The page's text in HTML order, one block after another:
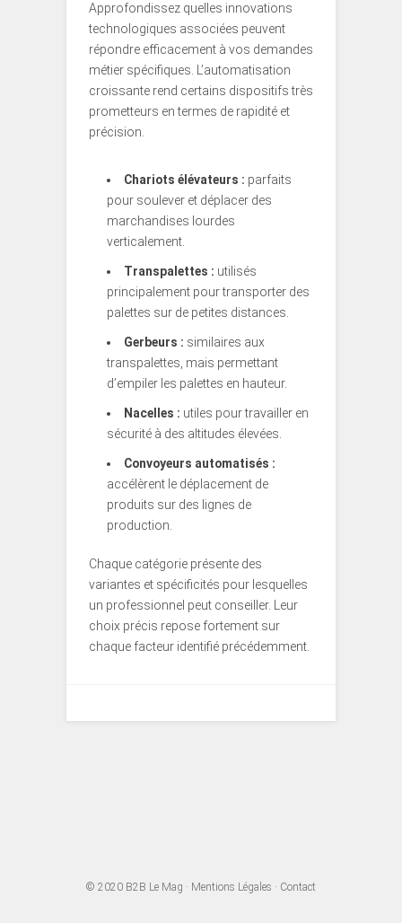
Approfondissez quelles innovations
technologiques associées peuvent
répondre efficacement à vos demandes
métier spécifiques. L’automatisation
croissante rend certains dispositifs très
prometteurs en termes de rapidité et
précision.
Chariots élévateurs : parfaits
pour soulever et déplacer des
marchandises lourdes
verticalement.
Transpalettes : utilisés
principalement pour transporter des
palettes sur de petites distances.
Gerbeurs : similaires aux
transpalettes, mais permettant
d’empiler les palettes en hauteur.
Nacelles : utiles pour travailler en
sécurité à des altitudes élevées.
Convoyeurs automatisés :
accélèrent le déplacement de
produits sur des lignes de
production.
Chaque catégorie présente des
variantes et spécificités pour lesquelles
un professionnel peut conseiller. Leur
choix précis repose fortement sur
chaque facteur identifié précédemment.
© 2020 B2B Le Mag · Mentions Légales · Contact